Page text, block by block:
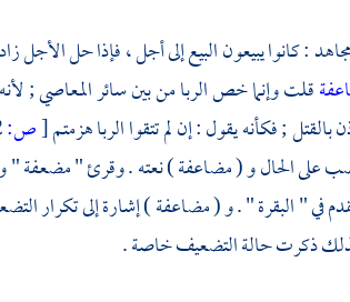
مجاهد: كانوا يبيعون البيع إلى أجل ، فإذا حل الأجل
قلت وإنما خص الربا من بين سائر المعاصي ;
; فكأنه يقول : إن لم تتقوا الربا هزمتم[ص:
على الحال و ( مضاعفة ) نعته . وقرئ " مضعفة "
في " البقرة " . و ( مضاعفة ) إشارة إلى تكرار
ذكرت حالة التضعيف خاصة .